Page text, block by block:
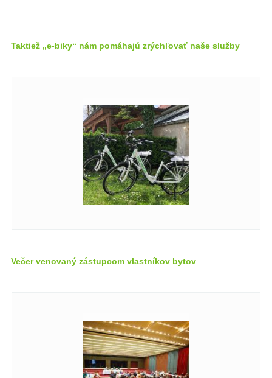
Taktiež „e-biky“ nám pomáhajú zrýchľovať naše služby
Večer venovaný zástupcom vlastníkov bytov